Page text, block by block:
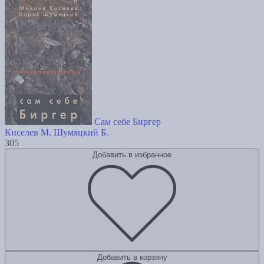
Сам себе Биргер
Киселев М. Шумяцкий Б.
305
Добавить в избранное
Добавить в корзину